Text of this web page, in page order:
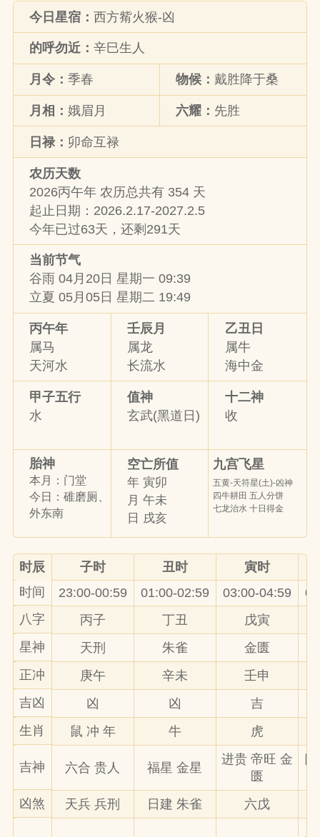
今日星宿：西方觜火猴-凶
的呼勿近：辛巳生人
月令：季春 物候：戴胜降于桑
月相：娥眉月 六耀： 先胜
日禄： 卯命互禄
农历天数
2026丙午年 农历总共有 354 天
起止日期：2026.2.17-2027.2.5
今年已过63天，还剩291天
当前节气
谷雨 04月20日 星期一 09:39
立夏 05月05日 星期二 19:49
丙午年
属马
天河水
壬辰月
属龙
长流水
乙丑日
属牛
海中金
甲子五行
水
值神
玄武(黑道日)
十二神
收
胎神
本月：门堂
今日：碓磨厕、
外东南
空亡所值
年 寅卯
月 午未
日 戌亥
九宫飞星
五黄-天符星(土)-凶神
四牛耕田 五人分饼
七龙治水 十日得金
时辰 子时 丑时
寅时
时间
23:00-00:59 01:00-02:59 03:00-04:59
八字
丙子 丁丑
戊寅
星神
天刑 朱雀
金匮
正冲
庚午 辛未
壬申
吉凶
凶 凶
吉
生肖
鼠 冲 年 牛 虎
吉神 六合 贵人 福星 金星
进贵 帝旺 金
匮
凶煞
天兵 兵刑 日建 朱雀 六戊